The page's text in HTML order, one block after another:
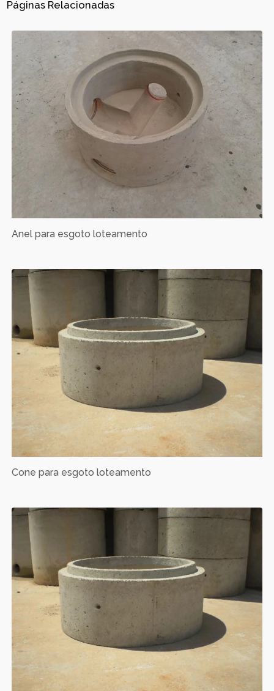
Páginas Relacionadas
Anel para esgoto loteamento
Cone para esgoto loteamento